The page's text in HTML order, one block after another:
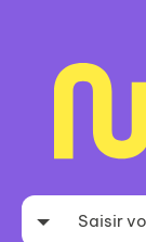
recherche